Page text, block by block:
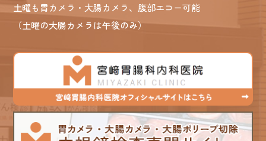
土曜も胃カメラ・大腸カメラ、腹部エコー可能
（土曜の大腸カメラは午後のみ）